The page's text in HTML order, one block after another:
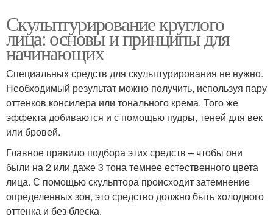
Скульптурирование круглого
лица: основы и принципы для
начинающих
Специальных средств для скульптурирования не нужно.
Необходимый результат можно получить, используя пару
оттенков консилера или тонального крема. Того же
эффекта добиваются и с помощью пудры, теней для век
или бровей.
Главное правило подбора этих средств – чтобы они
были на 2 или даже 3 тона темнее естественного цвета
лица. С помощью скульптора происходит затемнение
определенных зон, это средство должно быть холодного
оттенка и без блеска.